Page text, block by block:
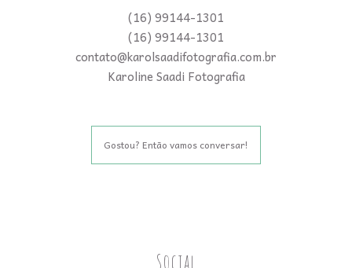
(16) 99144-1301
(16) 99144-1301
contato@karolsaadifotografia.com.br
Karoline Saadi Fotografia
Gostou? Então vamos conversar!
Social